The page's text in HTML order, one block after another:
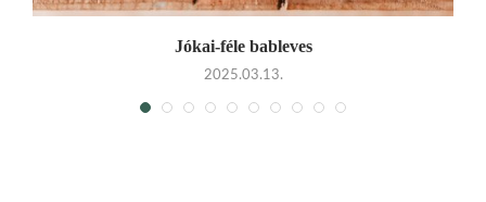
Jókai-féle bableves
2025.03.13.